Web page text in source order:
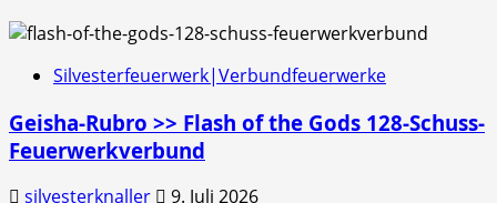
Silvesterfeuerwerk|Verbundfeuerwerke
Geisha-Rubro >> Flash of the Gods 128-Schuss-
Feuerwerkverbund
silvesterknaller 9. Juli 2026